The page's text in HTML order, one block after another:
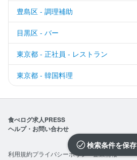
検索条件を保存
豊島区 - 調理補助
目黒区 - バー
東京都 - 正社員 - レストラン
東京都 - 韓国料理
食べログ求人PRESS
ヘルプ・お問い合わせ
利用規約プライバシーポリシー